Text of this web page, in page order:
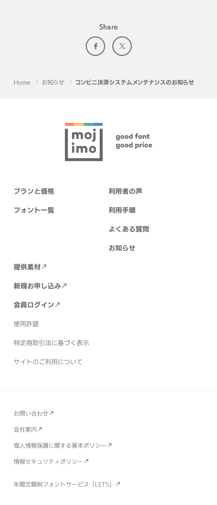
Share
Home お知らせ コンビニ決済システムメンテナンスのお知らせ
プランと価格
フォント一覧
利用者の声
利用手順
よくある質問
お知らせ
提供素材
新規お申し込み
会員ログイン
使用許諾
特定商取引法に基づく表示
サイトのご利用について
お問い合わせ
会社案内
個人情報保護に関する基本ポリシー
情報セキュリティポリシー
年間定額制フォントサービス「LETS」